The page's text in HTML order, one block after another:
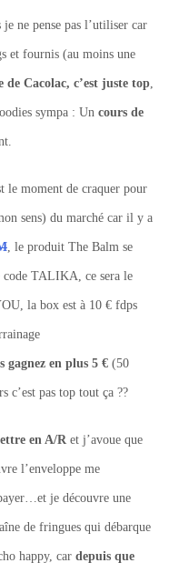
ne pense pas l’utiliser car
et fournis (au moins une
de Cacolac, c’est juste top,
sympa : Un cours de
le moment de craquer pour
sens) du marché car il y a
, le produit The Balm se
code TALIKA, ce sera le
la box est à 10 € fdps
gagnez en plus 5 € (50
c’est pas top tout ça ??
en A/R et j’avoue que
l’enveloppe me
je découvre une
de fringues qui débarque
happy, car depuis que